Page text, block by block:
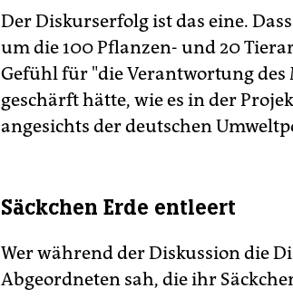
Der Diskurserfolg ist das eine.
um die 100 Pflanzen- und 20
Gefühl für "die Verantwortung des
geschärft hätte, wie es in der
angesichts der deutschen
Säckchen Erde entleert
Wer während der Diskussion die
Abgeordneten sah, die ihr